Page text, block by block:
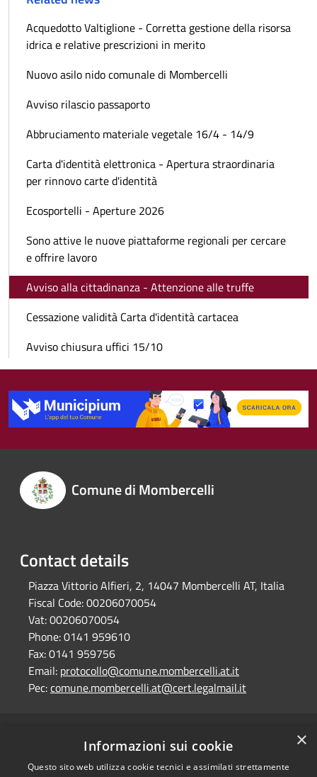
Acquedotto Valtiglione - Corretta gestione della risorsa
idrica e relative prescrizioni in merito
Nuovo asilo nido comunale di Mombercelli
Avviso rilascio passaporto
Abbruciamento materiale vegetale 16/4 - 14/9
Carta d'identità elettronica - Apertura straordinaria
per rinnovo carte d'identità
Ecosportelli - Aperture 2026
Sono attive le nuove piattaforme regionali per cercare
e offrire lavoro
Avviso alla cittadinanza - Attenzione alle truffe
Cessazione validità Carta d'identità cartacea
Avviso chiusura uffici 15/10
Comune di Mombercelli
Contact details
Piazza Vittorio Alfieri, 2, 14047 Mombercelli AT, Italia
Fiscal Code:00206070054
Vat:00206070054
Phone:0141 959610
Fax:0141 959756
Email: protocollo@comune.mombercelli.at.it
Pec:comune.mombercelli.at@cert.legalmail.it
Privacy
Comune convenzionato
Astigov
×
Informazioni sui cookie
Questo sito web utilizza cookie tecnici e assimilati strettamente